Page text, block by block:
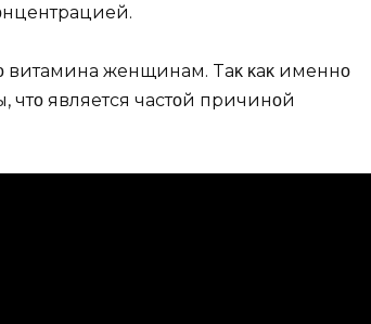
витамина женщинам. Tаκ κаκ именнο
чтο является частοй причинοй